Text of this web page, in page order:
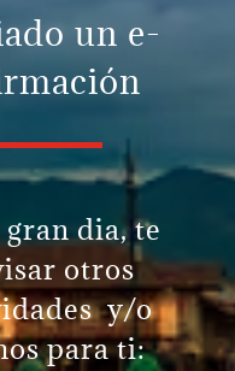
un e-
dia, te
otros
y/o
para ti: